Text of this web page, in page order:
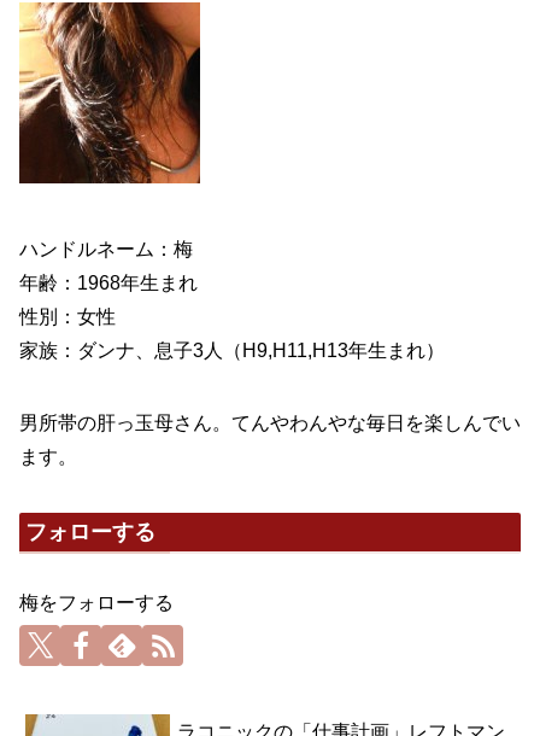
ハンドルネーム：梅
年齢：1968年生まれ
性別：女性
家族：ダンナ、息子3人（H9,H11,H13年生まれ）
男所帯の肝っ玉母さん。てんやわんやな毎日を楽しんでい
ます。
フォローする
梅をフォローする